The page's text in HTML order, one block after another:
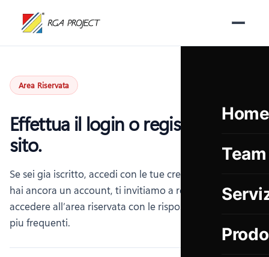
Home
Team
Area Riservata
Effettua il login o registrati al
sito.
Se sei gia iscritto, accedi con le tue credenziali. Se non
hai ancora un account, ti invitiamo a registrarti per
accedere all’area riservata con le risposte alle domande
piu frequenti.